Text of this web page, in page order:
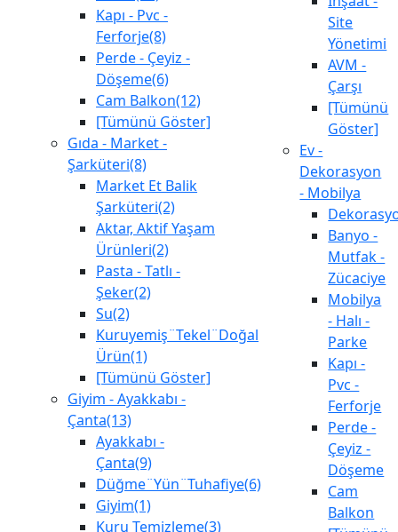
Kapı - Pvc -
Ferforje(8)
Perde - Çeyiz -
Döşeme(6)
Cam Balkon(12)
[Tümünü Göster]
Gıda - Market -
Şarküteri(8)
Market Et Balik
Şarküteri(2)
Aktar, Aktif Yaşam
Ürünleri(2)
Pasta - Tatlı -
Şeker(2)
Su(2)
Kuruyemiş¨Tekel¨Doğal
Ürün(1)
[Tümünü Göster]
Giyim - Ayakkabı -
Çanta(13)
Ayakkabı -
Çanta(9)
Düğme¨Yün¨Tuhafiye(6)
Giyim(1)
Kuru Temizleme(3)
Site
Yönetimi
AVM -
Çarşı
[Tümünü
Göster]
Ev -
Dekorasyon
- Mobilya
Banyo -
Mutfak -
Zücaciye
Mobilya
- Halı -
Parke
Kapı -
Pvc -
Ferforje
Perde -
Çeyiz -
Döşeme
Cam
Balkon